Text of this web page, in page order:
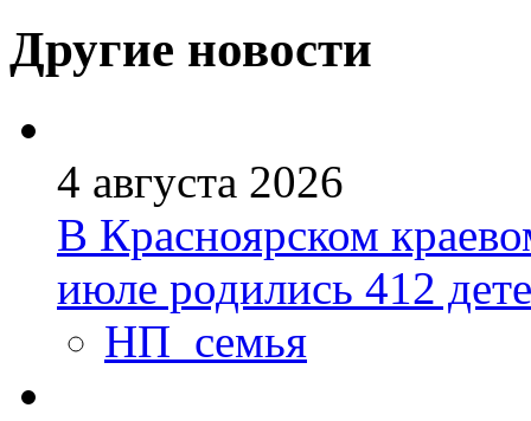
Другие новости
4 августа 2026
В Красноярском
июле родились 412
НП_семья